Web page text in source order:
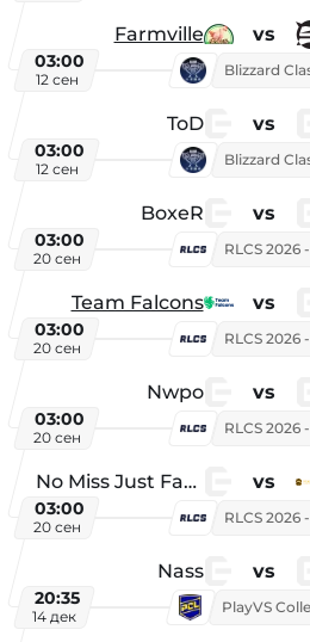
Farmville vs
03:00
12 сен
ToD vs
03:00
12 сен
BoxeR vs
03:00
20 сен
Team Falcons vs
03:00
20 сен
Nwpo vs
03:00
20 сен
No Miss Just Fake vs
03:00
20 сен
Nass vs
20:35
14 дек